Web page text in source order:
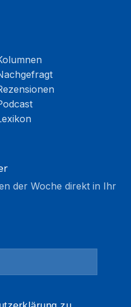
der Woche direkt in Ihr